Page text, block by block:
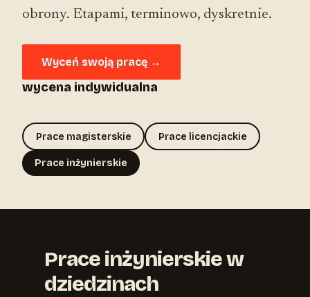
obrony. Etapami, terminowo, dyskretnie.
Wyceń swoją pracę →
wycena indywidualna
Prace magisterskie Prace licencjackie
Prace inżynierskie
Prace inżynierskie w
dziedzinach